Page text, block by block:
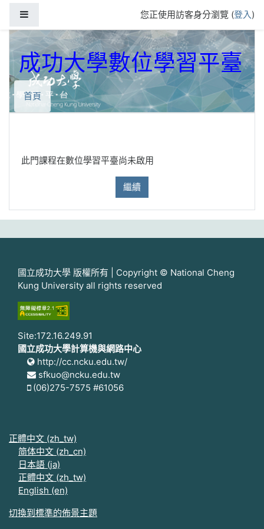
您正使用訪客身分瀏覽 (登入)
成功大學數位學習平臺
首頁
此門課程在數位學習平臺尚未啟用
繼續
國立成功大學 版權所有 | Copyright © National Cheng
Kung University all rights reserved
Site:172.16.249.91
國立成功大學計算機與網路中心
http://cc.ncku.edu.tw/
sfkuo@ncku.edu.tw
(06)275-7575 #61056
正體中文 ‎(zh_tw)‎
简体中文 ‎(zh_cn)‎
日本語 ‎(ja)‎
正體中文 ‎(zh_tw)‎
English ‎(en)‎
切換到標準的佈景主題